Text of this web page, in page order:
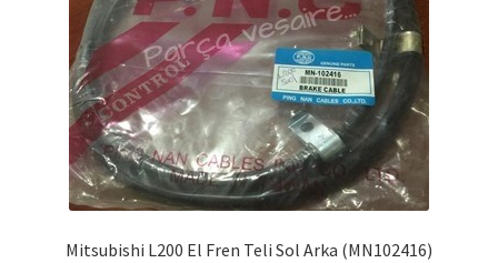
Mitsubishi L200 El Fren Teli Sol Arka (MN102416)